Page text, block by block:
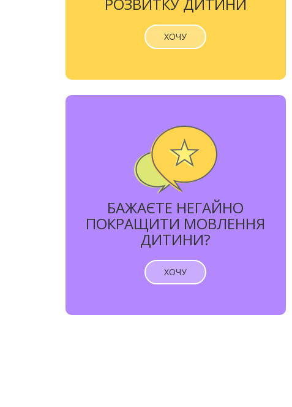
РОЗВИТКУ ДИТИНИ
ХОЧУ
БАЖАЄТЕ НЕГАЙНО
ПОКРАЩИТИ МОВЛЕННЯ
ДИТИНИ?
ХОЧУ